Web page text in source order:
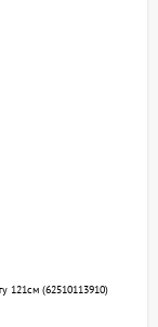
121см (62510113910)